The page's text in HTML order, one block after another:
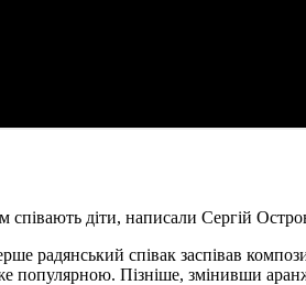
співають діти, написали Сергій
радянський співак заспівав
Пізніше, змінивши